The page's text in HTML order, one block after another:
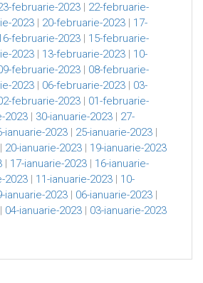
februarie-2023 | 22-februarie-
2023 | 20-februarie-2023 | 17-
februarie-2023 | 15-februarie-
2023 | 13-februarie-2023 | 10-
februarie-2023 | 08-februarie-
2023 | 06-februarie-2023 | 03-
februarie-2023 | 01-februarie-
2023 | 30-ianuarie-2023 | 27-
ianuarie-2023 | 25-ianuarie-2023 |
| 20-ianuarie-2023 | 19-ianuarie-2023
| 17-ianuarie-2023 | 16-ianuarie-
2023 | 11-ianuarie-2023 | 10-
ianuarie-2023 | 06-ianuarie-2023 |
| 04-ianuarie-2023 | 03-ianuarie-2023